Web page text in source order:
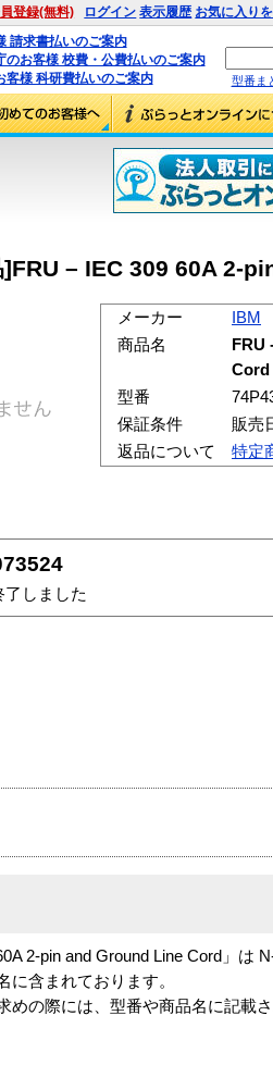
登録(無料) ログイン 表示履歴 お気に入り
請求書払いのご案内
のお客様 校費・公費払いのご案内
客様 科研費払いのご案内
型番ま
]FRU – IEC 309 60A 2-
メーカー
IBM
商品名
FRU
Cord
型番
保証条件
販売
返品について
特定
しました
2-pin and Ground Line Cord」は
に含まれております。
めの際には、型番や商品名に記載